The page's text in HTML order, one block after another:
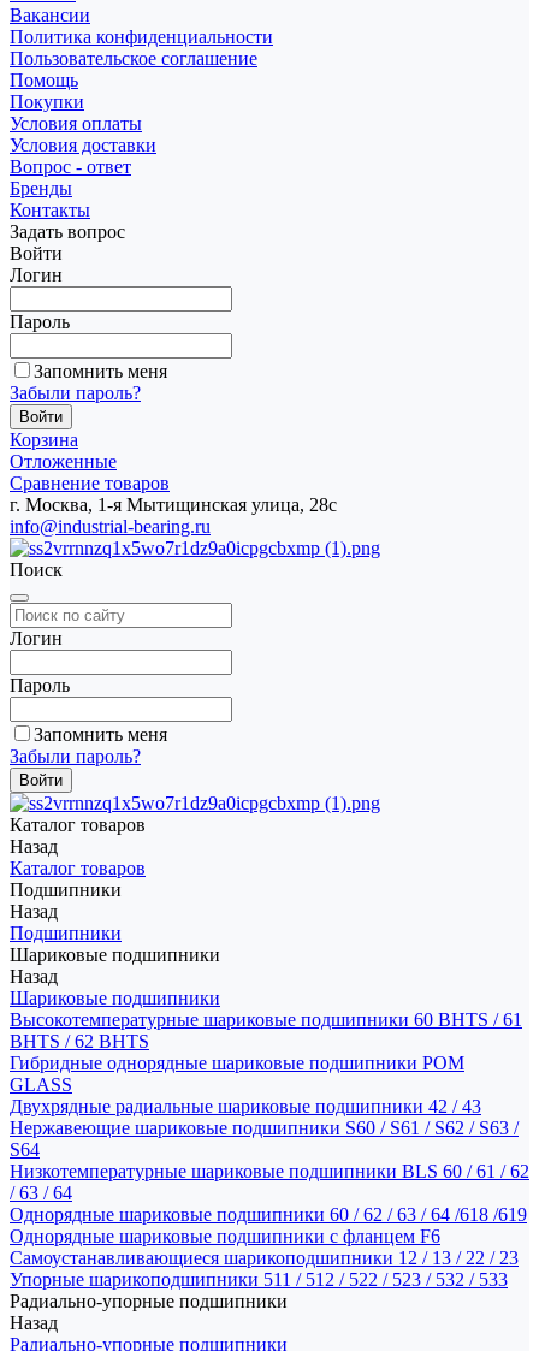
Вакансии
Политика конфиденциальности
Пользовательское соглашение
Помощь
Покупки
Условия оплаты
Условия доставки
Вопрос - ответ
Бренды
Контакты
Задать вопрос
Войти
Логин
Пароль
Запомнить меня
Забыли пароль?
Корзина
Отложенные
Сравнение товаров
г. Москва, 1-я Мытищинская улица, 28с
info@industrial-bearing.ru
Поиск
Логин
Пароль
Запомнить меня
Забыли пароль?
Каталог товаров
Назад
Каталог товаров
Подшипники
Назад
Подшипники
Шариковые подшипники
Назад
Шариковые подшипники
Высокотемпературные шариковые подшипники 60 BHTS / 61
BHTS / 62 BHTS
Гибридные однорядные шариковые подшипники POM
GLASS
Двухрядные радиальные шариковые подшипники 42 / 43
Нержавеющие шариковые подшипники S60 / S61 / S62 / S63 /
S64
Низкотемпературные шариковые подшипники BLS 60 / 61 / 62
/ 63 / 64
Однорядные шариковые подшипники 60 / 62 / 63 / 64 /618 /619
Однорядные шариковые подшипники с фланцем F6
Самоустанавливающиеся шарикоподшипники 12 / 13 / 22 / 23
Упорные шарикоподшипники 511 / 512 / 522 / 523 / 532 / 533
Радиально-упорные подшипники
Назад
Радиально-упорные подшипники